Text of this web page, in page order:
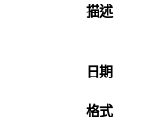
描述
日期
格式